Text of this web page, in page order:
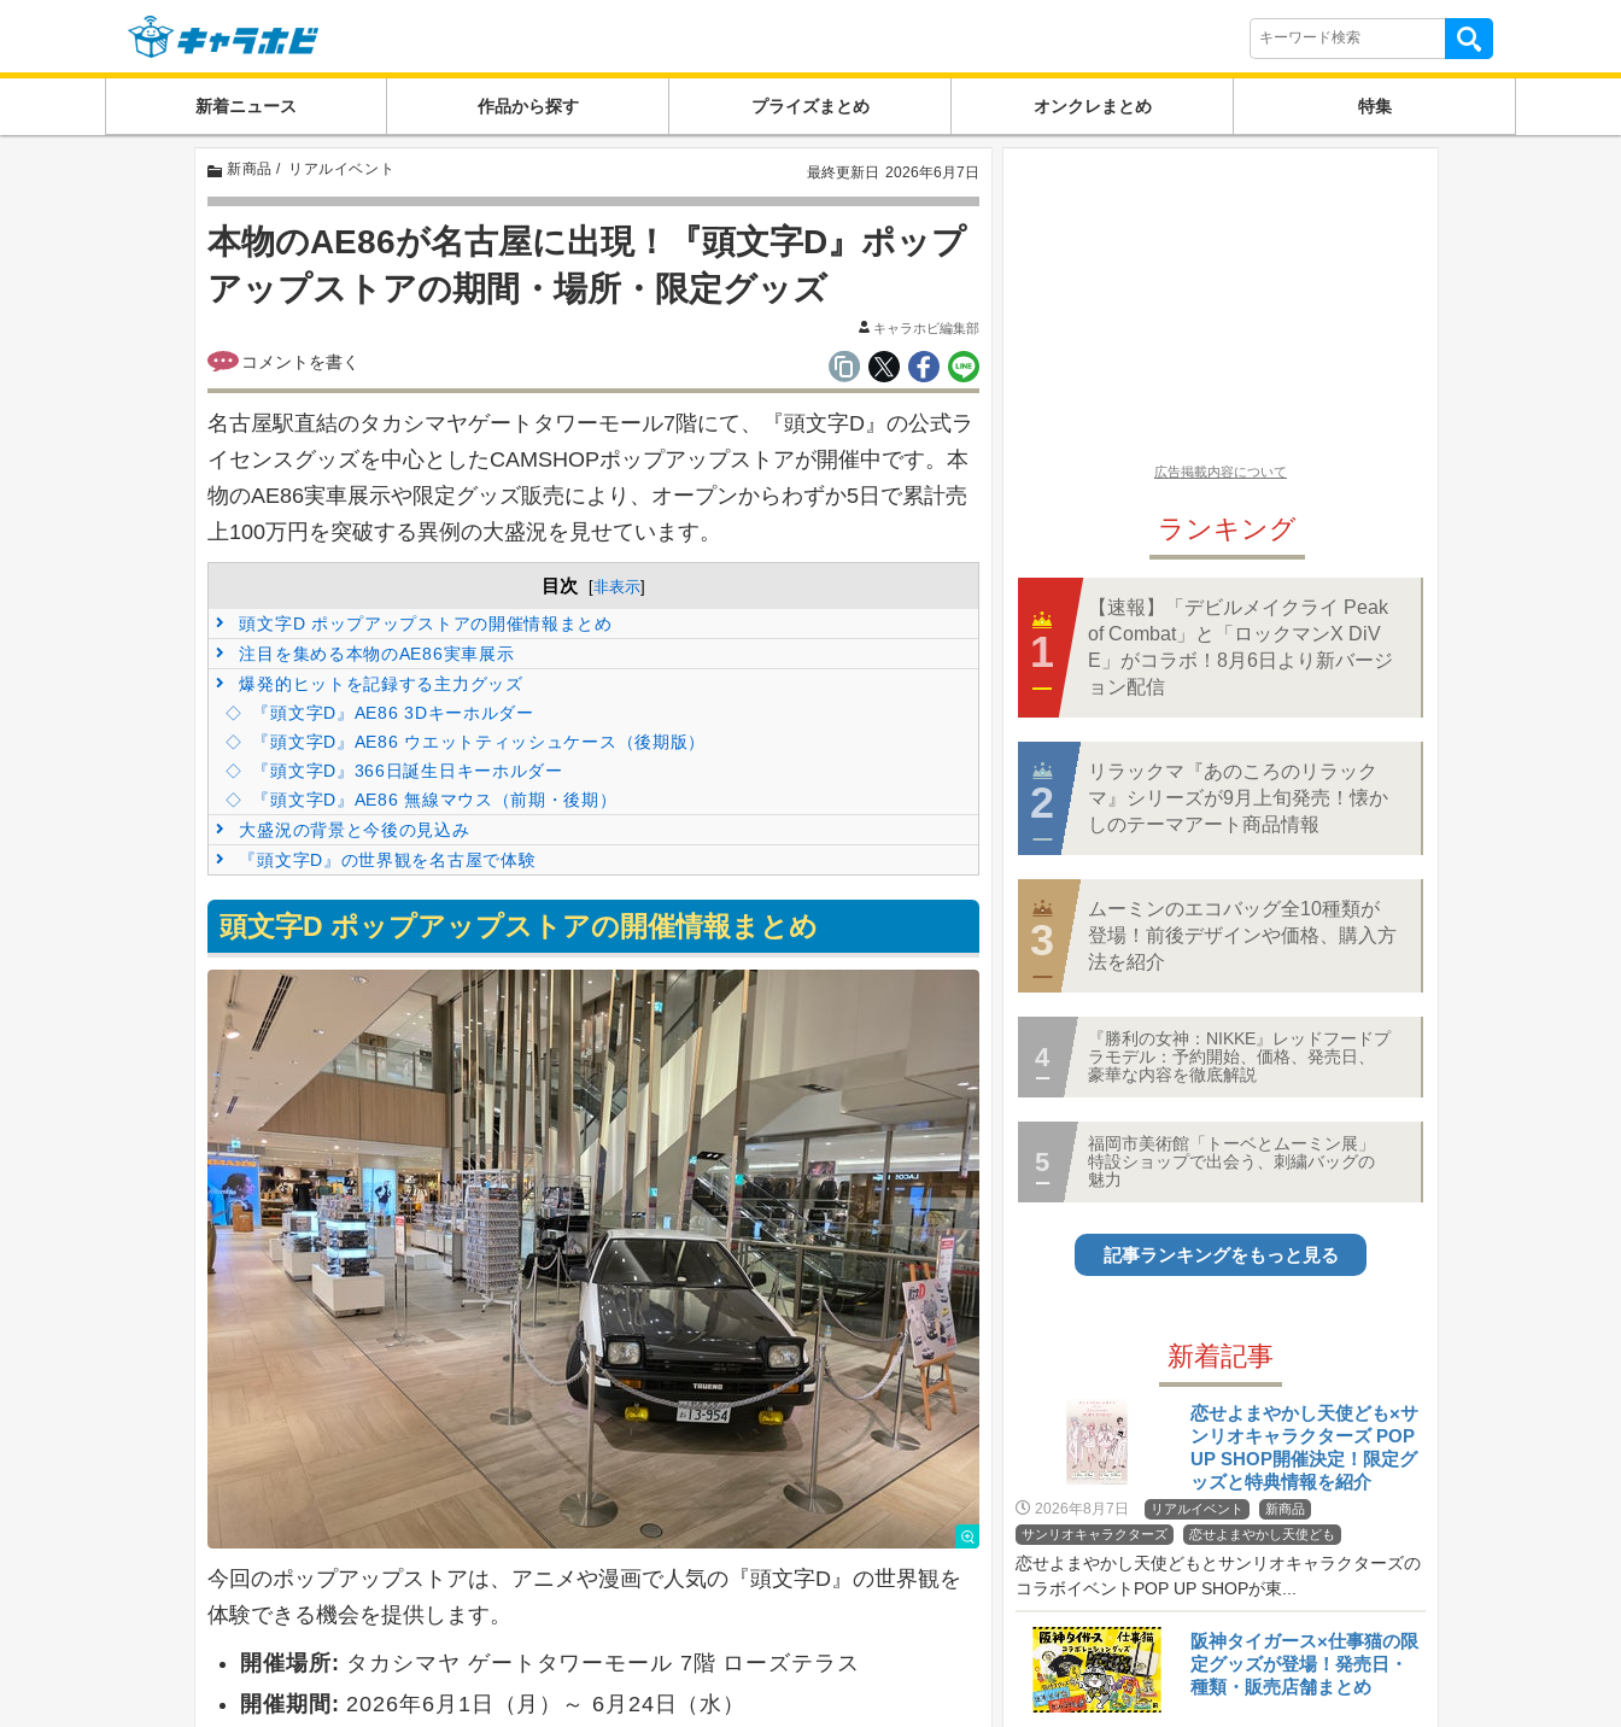
新着ニュース 作品から探す プライズまとめ オンクレまとめ 特集
新商品 リアルイベント 最終更新日 2026年6月7日
本物のAE86が名古屋に出現！『頭文字D』ポップ
アップストアの期間・場所・限定グッズ
キャラホビ編集部
名古屋駅直結のタカシマヤゲートタワーモール7階にて、『頭文字D』の公式ラ
イセンスグッズを中心としたCAMSHOPポップアップストアが開催中です。本
物のAE86実車展示や限定グッズ販売により、オープンからわずか5日で累計売
上100万円を突破する異例の大盛況を見せています。
目次 [非表示]
頭文字D ポップアップストアの開催情報まとめ
注目を集める本物のAE86実車展示
爆発的ヒットを記録する主力グッズ
『頭文字D』AE86 3Dキーホルダー
『頭文字D』AE86 ウエットティッシュケース（後期版）
『頭文字D』366日誕生日キーホルダー
『頭文字D』AE86 無線マウス（前期・後期）
大盛況の背景と今後の見込み
『頭文字D』の世界観を名古屋で体験
頭文字D ポップアップストアの開催情報まとめ
今回のポップアップストアは、アニメや漫画で人気の『頭文字D』の世界観を
体験できる機会を提供します。
開催場所: タカシマヤ ゲートタワーモール 7階 ローズテラス
開催期間: 2026年6月1日（月）～ 6月24日（水）
広告掲載内容について
ランキング
【速報】「デビルメイクライ Peak
of Combat」と「ロックマンX DiV
E」がコラボ！8月6日より新バージ
ョン配信
リラックマ『あのころのリラック
マ』シリーズが9月上旬発売！懐か
しのテーマアート商品情報
ムーミンのエコバッグ全10種類が
登場！前後デザインや価格、購入方
法を紹介
『勝利の女神：NIKKE』レッドフードプ
ラモデル：予約開始、価格、発売日、
豪華な内容を徹底解説
福岡市美術館「トーベとムーミン展」
特設ショップで出会う、刺繍バッグの
魅力
記事ランキングをもっと見る
新着記事
恋せよまやかし天使ども×サ
ンリオキャラクターズ POP
UP SHOP開催決定！限定グ
ッズと特典情報を紹介
2026年8月7日 リアルイベント
新商品
サンリオキャラクターズ
恋せよまやかし天使ども
恋せよまやかし天使どもとサンリオキャラクターズの
コラボイベントPOP UP SHOPが東...
阪神タイガース×仕事猫の限
定グッズが登場！発売日・
種類・販売店舗まとめ